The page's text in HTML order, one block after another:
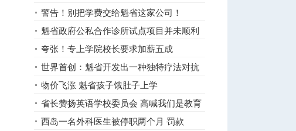
警告！别把学费交给魁省这家公司！
魁省政府公私合作诊所试点项目并未顺利
开展
夸张！专上学院校长要求加薪五成
世界首创：魁省开发出一种独特疗法对抗
新冠
物价飞涨 魁省孩子饿肚子上学
省长赞扬英语学校委员会 高喊我们是教育
党
西岛一名外科医生被停职两个月 罚款